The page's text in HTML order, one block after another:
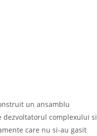
un ansamblu
complexului si
care nu si-au gasit